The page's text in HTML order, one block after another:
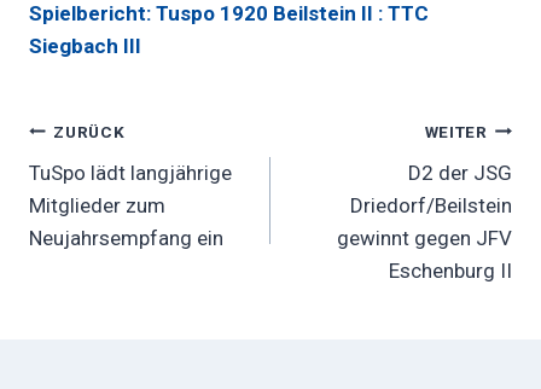
Spielbericht: Tuspo 1920 Beilstein II : TTC
Siegbach III
Beitragsnavigation
ZURÜCK
TuSpo lädt langjährige
Mitglieder zum
Neujahrsempfang ein
WEITER
D2 der JSG
Driedorf/Beilstein
gewinnt gegen JFV
Eschenburg II